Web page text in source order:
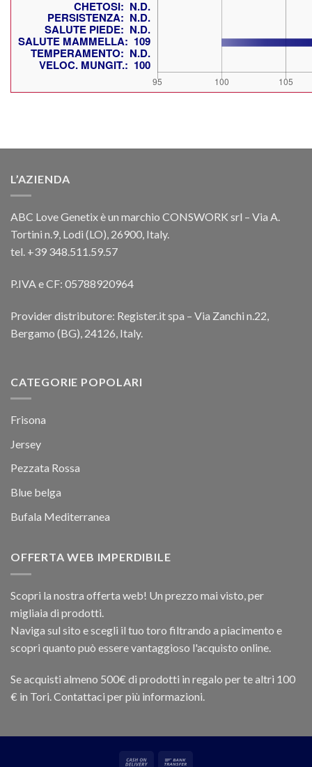
L’AZIENDA
ABC Love Genetix è un marchio CONSWORK srl – Via A.
Tortini n.9, Lodi (LO), 26900, Italy.
tel. +39 348.511.59.57
P.IVA e CF: 05788920964
Provider distributore: Register.it spa – Via Zanchi n.22,
Bergamo (BG), 24126, Italy.
CATEGORIE POPOLARI
Frisona
Jersey
Pezzata Rossa
Blue belga
Bufala Mediterranea
OFFERTA WEB IMPERDIBILE
Scopri la nostra offerta web! Un prezzo mai visto, per
migliaia di prodotti.
Naviga sul sito e scegli il tuo toro filtrando a piacimento e
scopri quanto può essere vantaggioso l'acquisto online.
Se acquisti almeno 500€ di prodotti in regalo per te altri 100
€ in Tori. Contattaci per più informazioni.